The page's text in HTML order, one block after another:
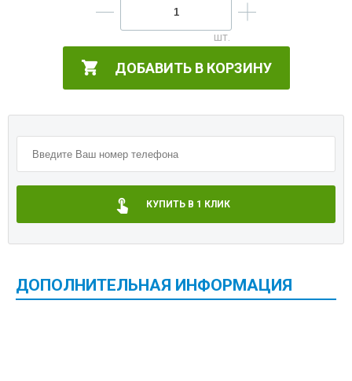
ДОБАВИТЬ В КОРЗИНУ
КУПИТЬ В 1 КЛИК
ДОПОЛНИТЕЛЬНАЯ ИНФОРМАЦИЯ